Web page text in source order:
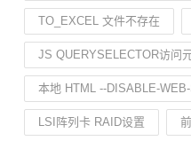
TO_EXCEL 文件不存在
JS QUERYSELECTOR访问
本地 HTML --DISABLE-
LSI阵列卡 RAID设置